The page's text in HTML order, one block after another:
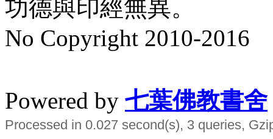
功德與印經無異。
No Copyright 2010-2016
Powered by 七葉佛教書舍
Processed in 0.027 second(s), 3 queries,